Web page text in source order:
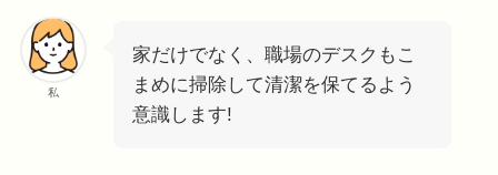
私
家だけでなく、職場のデスクもこ
まめに掃除して清潔を保てるよう
意識します!